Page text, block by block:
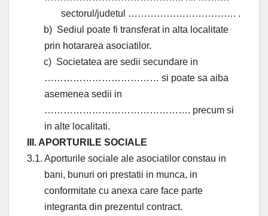
sectorul/judetul ……………………………. .
b) Sediul poate fi transferat in alta localitate
prin hotararea asociatilor.
c) Societatea are sedii secundare in
……………………………… si poate sa aiba
asemenea sedii in
………………………………………. precum si
in alte localitati.
III. APORTURILE SOCIALE
3.1. Aporturile sociale ale asociatilor constau in
bani, bunuri ori prestatii in munca, in
conformitate cu anexa care face parte
integranta din prezentul contract.